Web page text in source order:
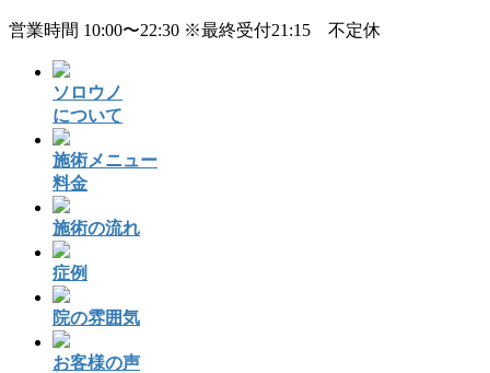
営業時間 10:00〜22:30 ※最終受付21:15 不定休
ソロウノ
について
施術メニュー
料金
施術の流れ
症例
院の雰囲気
お客様の声